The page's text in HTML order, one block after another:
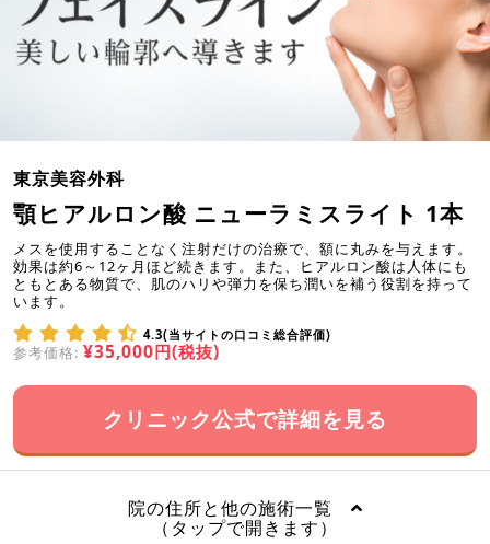
東京美容外科
顎ヒアルロン酸 ニューラミスライト 1本
メスを使用することなく注射だけの治療で、額に丸みを与えます。
効果は約6～12ヶ月ほど続きます。また、ヒアルロン酸は人体にも
ともとある物質で、肌のハリや弾力を保ち潤いを補う役割を持って
います。
4.3(当サイトの口コミ総合評価)
参考価格: ¥35,000円(税抜)
クリニック公式で詳細を見る
院の住所と他の施術一覧
（タップで開きます）